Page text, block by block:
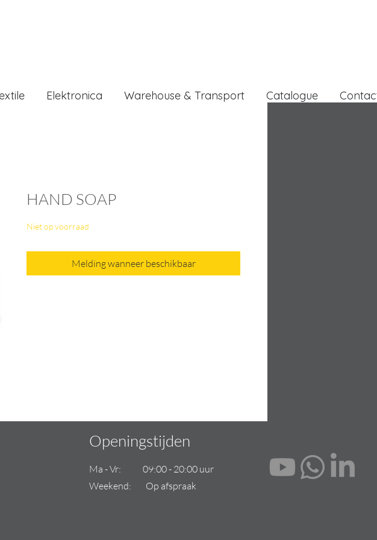
Elektronica Warehouse & Transport Catalogue
HAND SOAP
Niet op voorraad
Melding wanneer beschikbaar
Openingstijden
Ma - Vr: 09:00 - 20:00 uur
Weekend: Op afspraak